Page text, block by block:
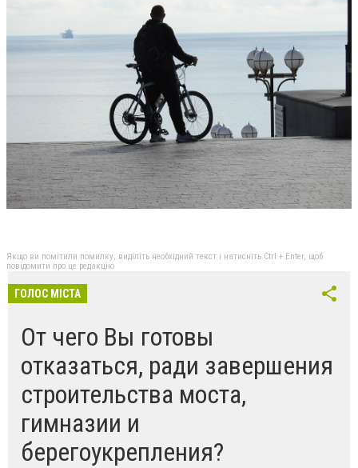
Якщо ви помітили помилку, виділіть необхідний текст і натисніть Ctrl + Enter, щоб
повідомити про це редакцію
ГОЛОС МІСТА
От чего Вы готовы
отказаться, ради завершения
строительства моста,
гимназии и
берегоукрепления?